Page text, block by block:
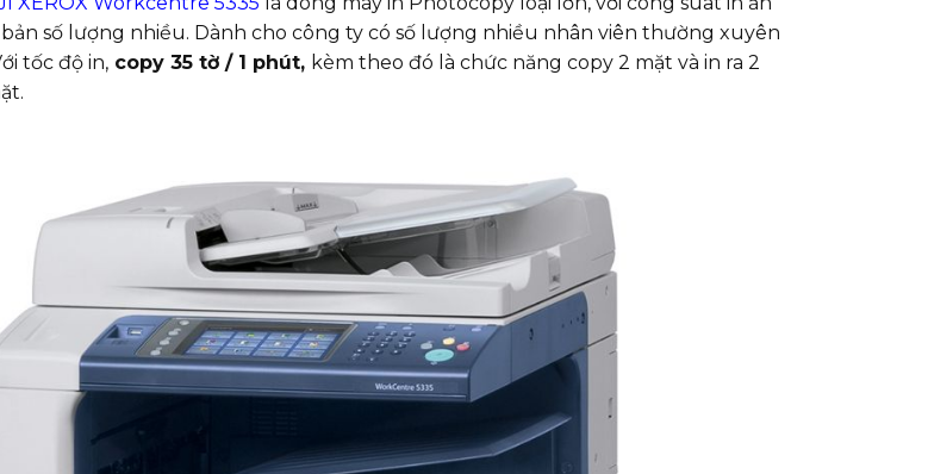
số lượng nhiều. Dành cho công ty có số lượng nhiều nhân viên thường xuyên
tốc độ in,copy 35 tờ / 1 phút, kèm theo đó là chức năng copy 2 mặt và in ra 2